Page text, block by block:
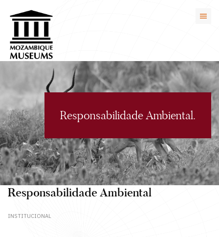
Responsabilidade Ambiental.
Responsabilidade Ambiental
INSTITUCIONAL